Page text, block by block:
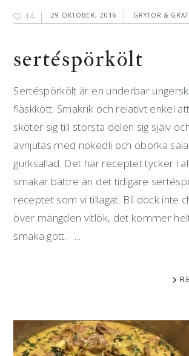
14 29 OKTOBER, 2016 GRYTOR &
sertéspörkölt
Sertéspörkölt är en underbar
fläskkött. Smakrik och relativt enkel
sköter sig till största delen sig själv
avnjutas med nokedli och oborka
gurksallad. Det här receptet tycker i
smakar bättre än det tidigare
receptet som vi tillagat. Bli dock inte
över mängden vitlök, det kommer
smaka gott. ...